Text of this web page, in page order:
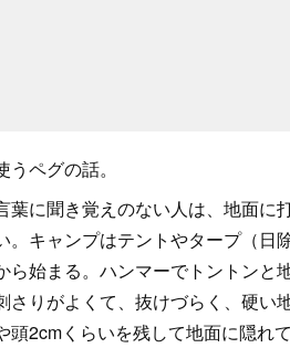
ペグの話。
葉に聞き覚えのない人は、地面に
。キャンプはテントやタープ（日
ら始まる。ハンマーでトントンと
さりがよくて、抜けづらく、硬い
頭2cmくらいを残して地面に隠れ